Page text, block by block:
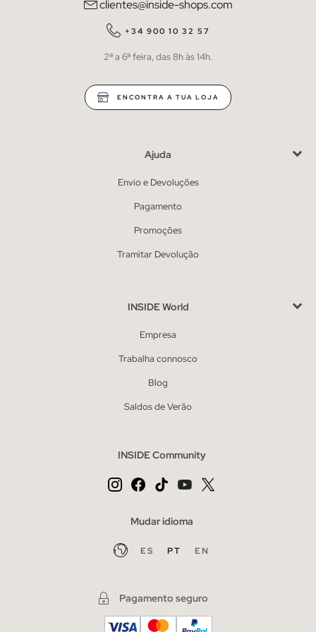
clientes@inside-shops.com
+34 900 10 32 57
2ª a 6ª feira, das 8h às 14h.
ENCONTRA A TUA LOJA
Ajuda
Envio e Devoluções
Pagamento
Promoções
Tramitar Devolução
INSIDE World
Empresa
Trabalha connosco
Blog
Saldos de Verão
INSIDE Community
Mudar idioma
ES PT EN
Pagamento seguro